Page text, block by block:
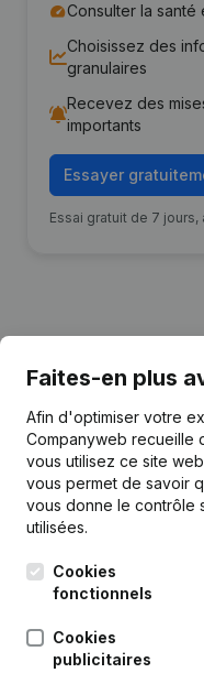
Consulter la
Choisissez des
granulaires
Recevez des
importants
Essayer
Essai gratuit de 7
Date
08-10-2021
26-04-2006
Faites-en plus
Afin d'optimiser votre
Companyweb recueille
vous utilisez ce site
vous permet de savoir
vous donne le contrôle
utilisées.
Cookies
fonctionnels
Cookies
publicitaires